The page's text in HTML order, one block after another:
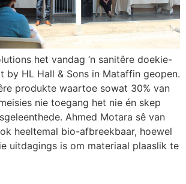
het vandag ‘n sanitêre doekie-
by HL Hall & Sons in Mataffin geopen.
produkte waartoe sowat 30% van
nie toegang het nie én skep
Ahmed Motara sê van
heeltemal bio-afbreekbaar, hoewel
uitdagings is om materiaal plaaslik te